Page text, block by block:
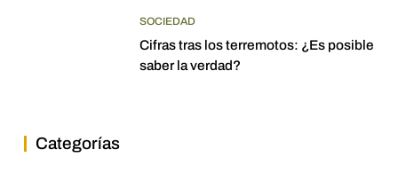
SOCIEDAD
Cifras tras los terremotos: ¿Es posible
saber la verdad?
Categorías